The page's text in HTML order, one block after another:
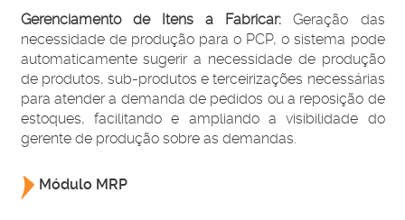
Gerenciamento de Itens a Fabricar:Geração das
necessidade de produção para o PCP, o sistema pode
automaticamente sugerir a necessidade de produção
de produtos, sub-produtos e terceirizações necessárias
para atender a demanda de pedidos ou a reposição de
estoques, facilitando e ampliando a visibilidade do
gerente de produção sobre as demandas.
Módulo MRP